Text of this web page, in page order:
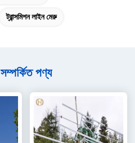
ট্রান্সমিশন লাইন মেরু
সম্পর্কিত পণ্য